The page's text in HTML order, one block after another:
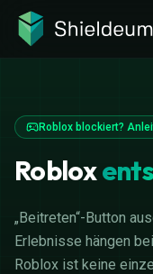
Roblox blockiert?
Roblox
„Beitreten“-Button
Erlebnisse hängen
Roblox ist keine